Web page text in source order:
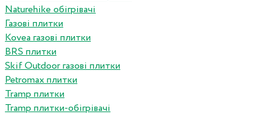
Naturehike обігрівачі
Газові плитки
Kovea газові плитки
BRS плитки
Skif Outdoor газові плитки
Petromax плитки
Tramp плитки
Tramp плитки-обігрівачі